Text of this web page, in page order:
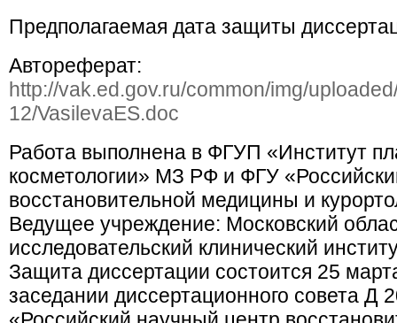
Предполагаемая дата защиты
Автореферат:
http://vak.ed.gov.ru/common/img/
12/VasilevaES.doc
Работа выполнена в ФГУП «Институт
косметологии» МЗ РФ и ФГУ
восстановительной медицины и
Ведущее учреждение: Московский
исследовательский клинический
Защита диссертации состоится 25
заседании диссертационного совета Д